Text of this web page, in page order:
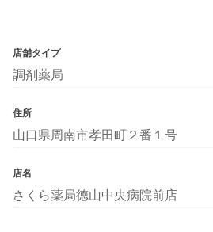
店舗タイプ
調剤薬局
住所
山口県周南市孝田町２番１号
店名
さくら薬局徳山中央病院前店